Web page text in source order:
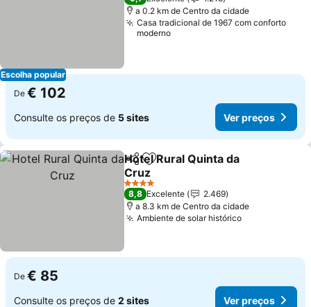
Escolha popular
a 0.2 km de Centro da cidade
Casa tradicional de 1967 com conforto
moderno
De € 102
Consulte os preços de 5 sites Ver preços
PartilharAdicionar aos favoritos
Hotel Rural Quinta da
Cruz
4 Estrelas
8,8 Excelente
2.469
a 8.3 km de Centro da cidade
Ambiente de solar histórico
De € 85
Consulte os preços de 2 sites Ver preços